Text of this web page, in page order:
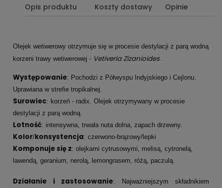
Opis produktu Koszty dostawy Opinie
Olejek wetiwerowy otrzymuje się w procesie destylacji z parą wodną
korzeni trawy wetiwerowej - Vetiveria Zizanioides.
Występowanie: Pochodzi z Półwyspu Indyjskiego i Cejlonu.
Uprawiana w strefie tropikalnej.
Surowiec: korzeń - radix. Olejek otrzymywany w procesie
destylacji z parą wodną.
Lotność: intensywna, trwała nuta dolna, zapach drzewny.
Kolor/konsystencja: czerwono-brązowy/lepki
Komponuje się z: olejkami cytrusowymi, melisą, cytronelą,
lawendą, geranium, nerolą, lemongrasem, różą, paczulą.
Działanie i zastosowanie: Najważniejszym składnikiem